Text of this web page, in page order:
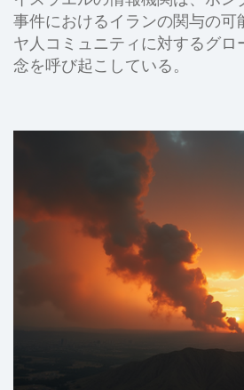
事件におけるイランの関与の可
ヤ人コミュニティに対するグロ
念を呼び起こしている。